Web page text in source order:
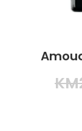
KM